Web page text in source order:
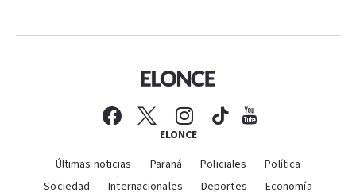
ELONCE
Últimas noticias Paraná Policiales
Política
Sociedad
Internacionales Deportes Economía